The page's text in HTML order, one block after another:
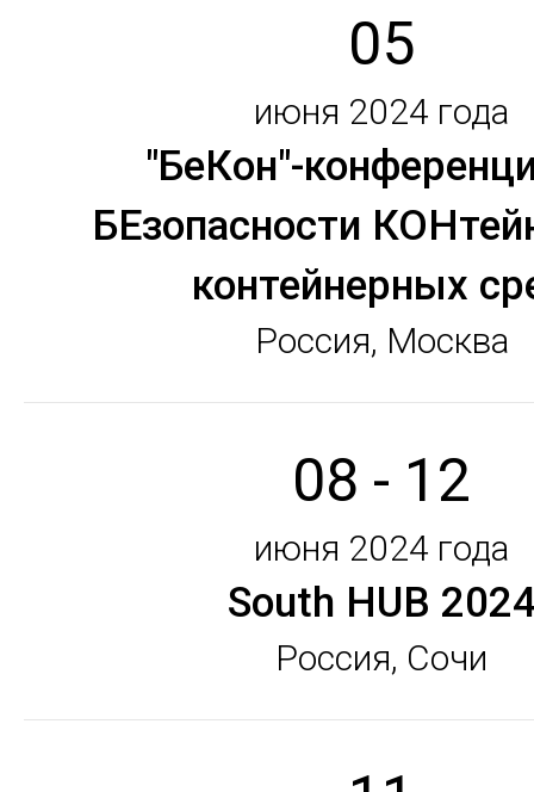
05
июня 2024 года
"БеКон"-
БЕзопасности
контейнерных
Россия, Москва
08 - 12
июня 2024 года
South HUB
Россия, Сочи